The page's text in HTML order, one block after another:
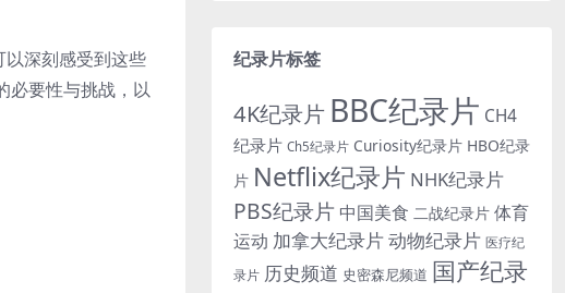
以深刻感受到这些
必要性与挑战，以
纪录片标签
4K纪录片 BBC纪录片 CH4
纪录片 Ch5纪录片 Curiosity纪录片 HBO纪录
片 Netflix纪录片 NHK纪录片
PBS纪录片 中国美食 二战纪录片 体育
运动 加拿大纪录片动物纪录片 医疗纪
录片 历史频道 史密森尼频道 国产纪录